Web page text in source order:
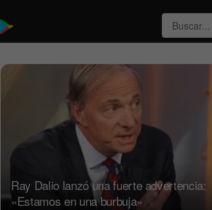
Ray Dalio lanzó una fuerte advertencia:
«Estamos en una burbuja»